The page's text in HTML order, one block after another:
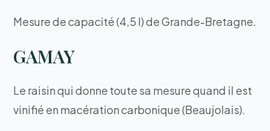
Mesure de capacité (4,5 l) de Grande-Bretagne.
GAMAY
Le raisin qui donne toute sa mesure quand il est
vinifié en macération carbonique (Beaujolais).